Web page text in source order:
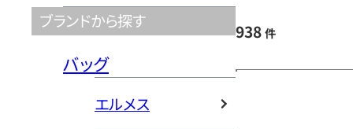
ブランドから探す
バッグ
エルメス
938 件